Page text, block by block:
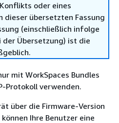
oder eines
dieser übersetzten Fassung
(einschließlich infolge
der Übersetzung) ist die
mit WorkSpaces Bundles
Protokoll verwenden.
über die Firmware-Version
Ihre Benutzer eine